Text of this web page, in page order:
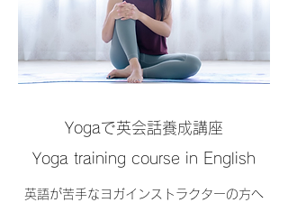
Yogaで英会話養成講座
Yoga training course in English
英語が苦手なヨガインストラクターの方へ ​